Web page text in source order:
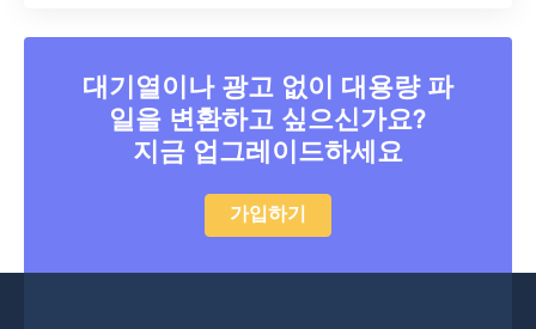
대기열이나 광고 없이 대용량 파
일을 변환하고 싶으신가요?
지금 업그레이드하세요
가입하기